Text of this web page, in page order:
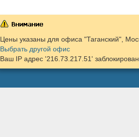
Цены указаны для офиса "Таганский",
Выбрать другой офис
Ваш IP адрес '216.73.217.51' заблокирован.